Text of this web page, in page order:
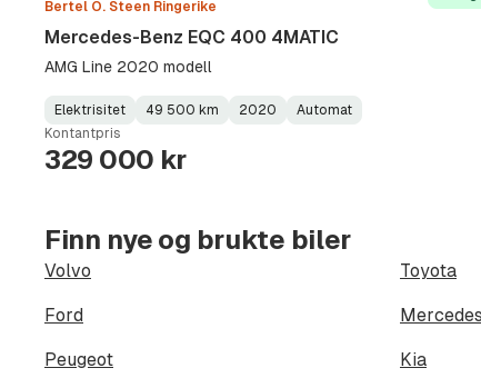
Bertel O. Steen Ringerike
Mercedes-Benz EQC 400 4MATIC
AMG Line 2020 modell
Fuel
Type:
Elektrisitet
Kilometerstand:
49 500 km
Model
Year:
2020
Gearbox
Type:
Automat
Kontantpris
329 000 kr
Finn nye og brukte biler
Volvo Toyota
Ford
Peugeot Kia